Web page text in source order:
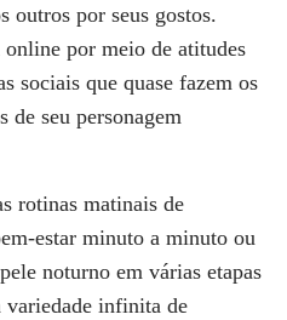
outros por seus gostos.
por meio de atitudes
sociais que quase fazem os
de seu personagem
rotinas matinais de
estar minuto a minuto ou
noturno em várias etapas
variedade infinita de